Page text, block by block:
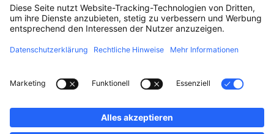
Makler, werdet Mitglied!
Rechtliche Hinweise